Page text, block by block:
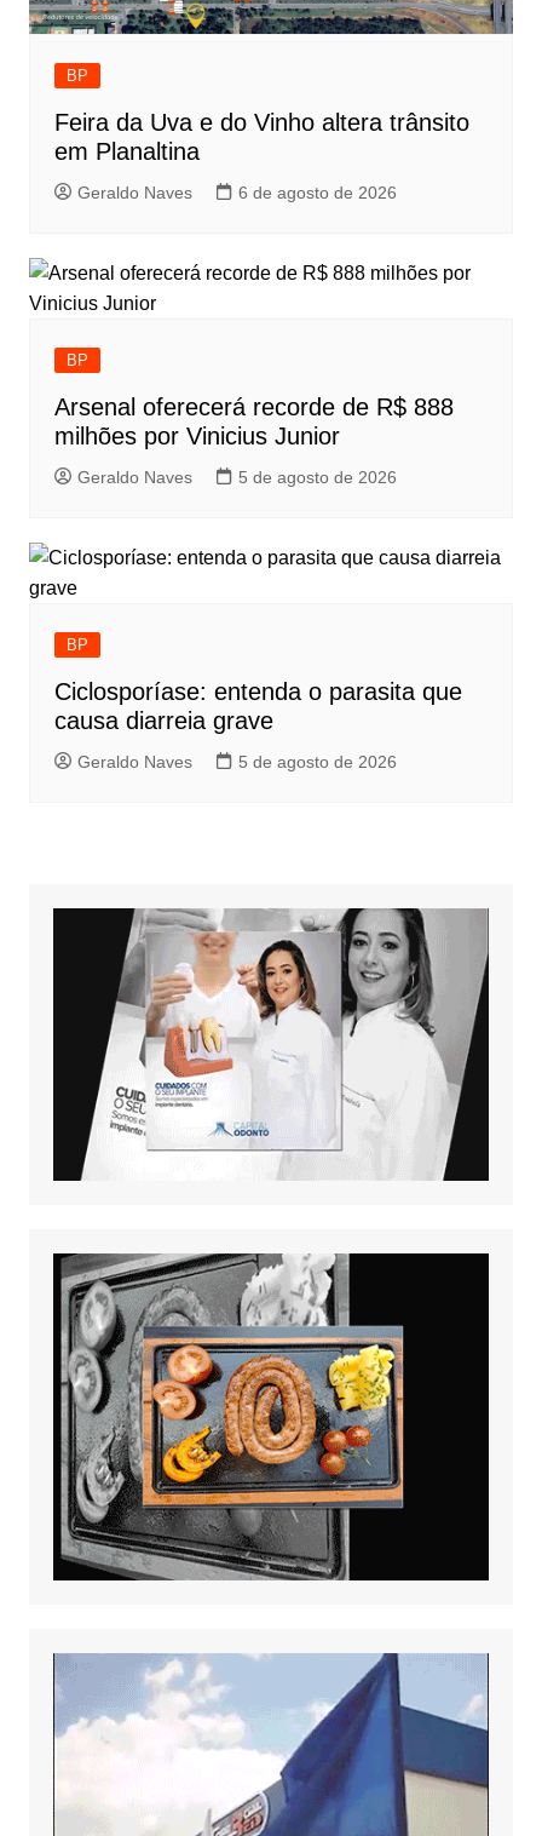
BP
Feira da Uva e do Vinho altera trânsito
em Planaltina
Geraldo Naves 6 de agosto de 2026
BP
Arsenal oferecerá recorde de R$ 888
milhões por Vinicius Junior
Geraldo Naves 5 de agosto de 2026
BP
Ciclosporíase: entenda o parasita que
causa diarreia grave
Geraldo Naves 5 de agosto de 2026